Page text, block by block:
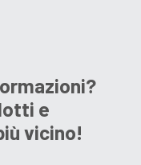
e
vicino!